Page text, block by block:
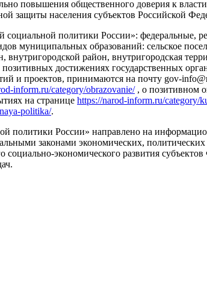
повышения общественного доверия к
защиты населения субъектов Российской
политики России»: федеральные,
муниципальных образований: сельское
район, внутригородская
достижениях государственных
и проектов, принимаются на почту gov-
inform.ru/category/obrazovanie/, о позитивном
на странице https://narod-inform.ru/category/
politika/.
политики России» направлено на
законами экономических,
экономического развития